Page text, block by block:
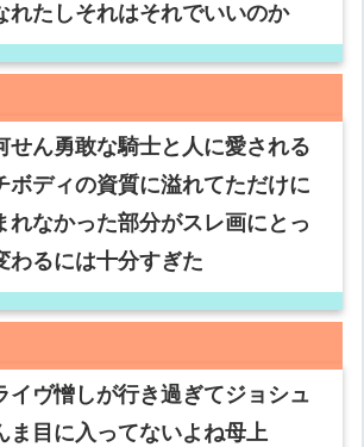
れたしそれはそれでいいのか
せん勇敢な騎士と人に愛される
ボディの資質に溢れてただけに
れなかった部分がスレ画にとっ
わるには十分すぎた
イヴ憎しが行き過ぎてジョシュ
ま目に入ってないよね母上